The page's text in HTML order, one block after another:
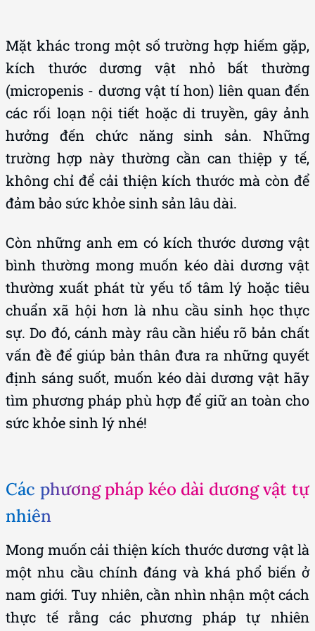
Mặt khác trong một số trường hợp hiếm gặp,
kích thước dương vật nhỏ bất thường
(micropenis - dương vật tí hon) liên quan đến
các rối loạn nội tiết hoặc di truyền, gây ảnh
hưởng đến chức năng sinh sản. Những
trường hợp này thường cần can thiệp y tế,
không chỉ để cải thiện kích thước mà còn để
đảm bảo sức khỏe sinh sản lâu dài.
Còn những anh em có kích thước dương vật
bình thường mong muốn kéo dài dương vật
thường xuất phát từ yếu tố tâm lý hoặc tiêu
chuẩn xã hội hơn là nhu cầu sinh học thực
sự. Do đó, cánh mày râu cần hiểu rõ bản chất
vấn đề để giúp bản thân đưa ra những quyết
định sáng suốt, muốn kéo dài dương vật hãy
tìm phương pháp phù hợp để giữ an toàn cho
sức khỏe sinh lý nhé!
Các phương pháp kéo dài dương vật tự
nhiên
Mong muốn cải thiện kích thước dương vật là
một nhu cầu chính đáng và khá phổ biến ở
nam giới. Tuy nhiên, cần nhìn nhận một cách
thực tế rằng các phương pháp tự nhiên